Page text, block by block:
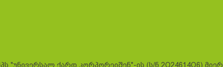
"უნივერსალ ქარდ კორპორეიშენ"-ის (ს/ნ 2O24614O6) მიერ